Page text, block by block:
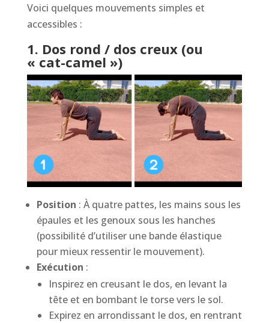
Voici quelques mouvements simples et
accessibles :
1. Dos rond / dos creux (ou
« cat-camel »)
Position : À quatre pattes, les mains sous les
épaules et les genoux sous les hanches
(possibilité d’utiliser une bande élastique
pour mieux ressentir le mouvement).
Exécution :
Inspirez en creusant le dos, en levant la
tête et en bombant le torse vers le sol.
Expirez en arrondissant le dos, en rentrant